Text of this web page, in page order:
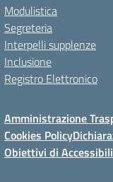
Modulistica
Segreteria
Interpelli supplenze
Inclusione
Registro Elettronico
Amministrazione
Cookies Policy
Obiettivi di